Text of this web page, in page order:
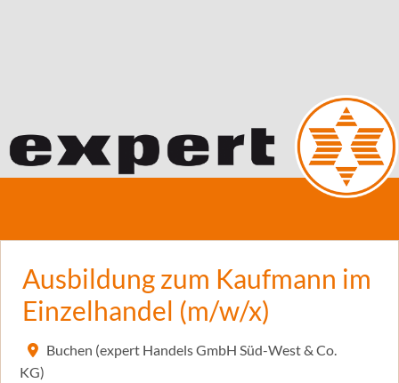
Ausbildung zum Kaufmann im
Einzelhandel (m/w/x)
Buchen (expert Handels GmbH Süd-West & Co.
KG)